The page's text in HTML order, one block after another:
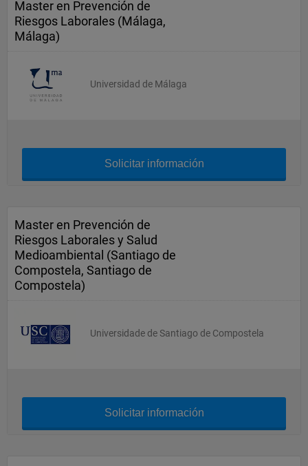
Master en Prevención de
Riesgos Laborales (Málaga,
Málaga)
Universidad de Málaga
Solicitar información
Master en Prevención de
Riesgos Laborales y Salud
Medioambiental (Santiago de
Compostela, Santiago de
Compostela)
Universidade de Santiago de Compostela
Solicitar información